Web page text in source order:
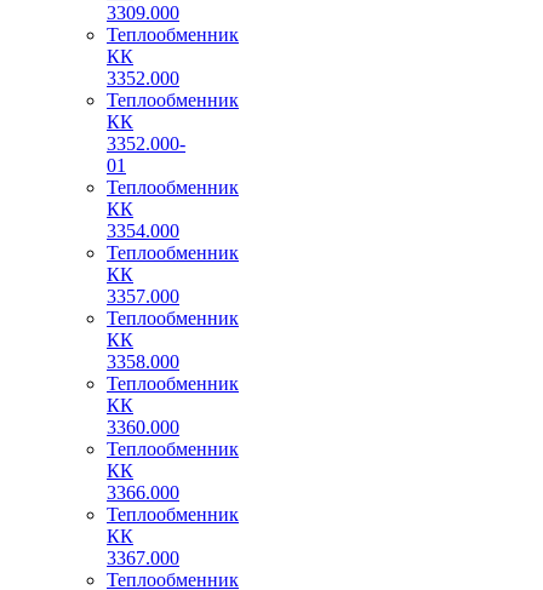
3309.000
Теплообменник
КК
3352.000
Теплообменник
КК
3352.000-
01
Теплообменник
КК
3354.000
Теплообменник
КК
3357.000
Теплообменник
КК
3358.000
Теплообменник
КК
3360.000
Теплообменник
КК
3366.000
Теплообменник
КК
3367.000
Теплообменник